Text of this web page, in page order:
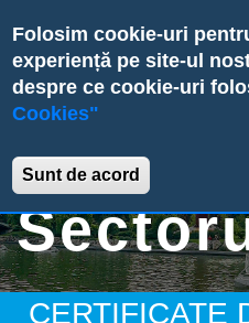
Folosim cookie-uri
experiență pe site-ul
despre ce cookie-uri
Cookies"
Sunt de acord
to
main
content
Primăria
CERTIFICATE